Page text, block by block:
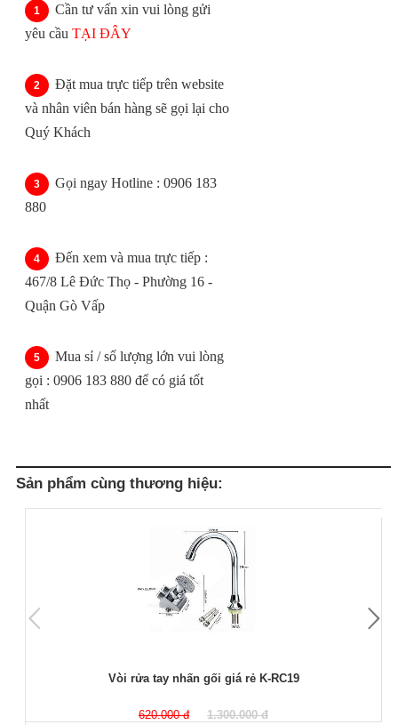
Cần tư vấn xin vui lòng gửi
yêu cầu TẠI ĐÂY
Đặt mua trực tiếp trên website
và nhân viên bán hàng sẽ gọi lại cho
Quý Khách
Gọi ngay Hotline : 0906 183
880
Đến xem và mua trực tiếp :
467/8 Lê Đức Thọ - Phường 16 -
Quận Gò Vấp
Mua sỉ / số lượng lớn vui lòng
gọi : 0906 183 880 để có giá tốt
nhất
Sản phẩm cùng thương hiệu:
Vòi rửa tay nhấn gối giá rẻ K-RC19
620.000 đ 1.300.000 đ